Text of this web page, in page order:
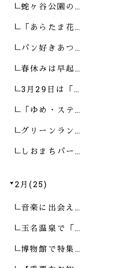
蛇ヶ谷公園の…
「あらたま花…
パン好きあつ…
春休みは早起…
3月29日は「…
「ゆめ・ステ…
グリーンラン…
しおまちパー…
2月(25)
音楽に出会え…
玉名温泉で「…
博物館で特集…